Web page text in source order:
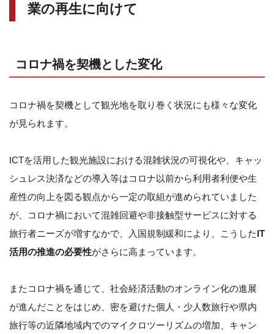
業の再生に向けて
コロナ禍を契機とした変化
コロナ禍を契機として観光地を取り巻く状況にも様々な変化
が見られます。
ICTを活用した観光施設における混雑状況の可視化や、キャッ
シュレス決済などの導入等はコロナ以前から利用者利便や生
産性の向上を図る観点から一定の取組が進められていました
が、コロナ禍において混雑回避や非接触型サービスに対する
旅行者ニーズが増すなかで、入国規制緩和により、こうしたIT
活用の推進の必要性がさらに高まっています。
またコロナ禍を通じて、社会経済活動のオンライン化の進展
が進んだことをはじめ、密を避けた個人・少人数旅行や県内
旅行等の近隣地域内でのマイクロツーリズムの増加、キャン